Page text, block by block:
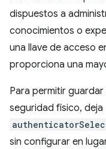
dispuestos a
conocimientos o
una llave de acceso
proporciona una
Para permitir
seguridad físico, deja
sin configurar en